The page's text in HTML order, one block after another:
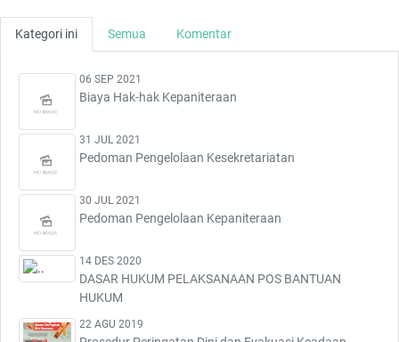
Kategori ini Semua Komentar
06 SEP 2021
Biaya Hak-hak Kepaniteraan
31 JUL 2021
Pedoman Pengelolaan Kesekretariatan
30 JUL 2021
Pedoman Pengelolaan Kepaniteraan
14 DES 2020
DASAR HUKUM PELAKSANAAN POS BANTUAN
HUKUM
22 AGU 2019